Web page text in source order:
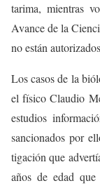
tarima, mientras
Avance de la
no están
Los casos de la
el físico Claudio
estudios
sancionados por
tigación que
años de edad